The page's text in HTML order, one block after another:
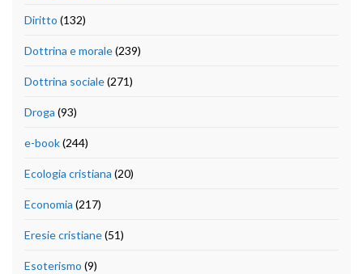
Diritto (132)
Dottrina e morale(239)
Dottrina sociale(271)
Droga (93)
e-book(244)
Ecologia cristiana (20)
Economia (217)
Eresie cristiane(51)
Esoterismo (9)